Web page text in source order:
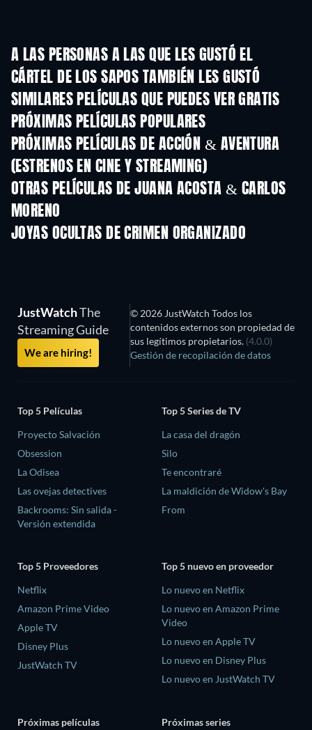
A LAS PERSONAS A LAS QUE LES GUSTÓ EL
CÁRTEL DE LOS SAPOS TAMBIÉN LES GUSTÓ
TV
SIMILARES PELÍCULAS QUE PUEDES VER GRATIS
PRÓXIMAS PELÍCULAS POPULARES
PRÓXIMAS PELÍCULAS DE ACCIÓN & AVENTURA
(ESTRENOS EN CINE Y STREAMING)
OTRAS PELÍCULAS DE JUANA ACOSTA & CARLOS
MORENO
JOYAS OCULTAS DE CRIMEN ORGANIZADO
JustWatchThe
Streaming Guide
We are hiring!
© 2026 JustWatch Todos los
contenidos externos son propiedad de
sus legítimos propietarios. (4.0.0)
Gestión de recopilación de datos
Top 5 Películas
Proyecto Salvación
Obsession
La Odisea
Las ovejas detectives
Backrooms: Sin salida -
Versión extendida
Top 5 Series de TV
La casa del dragón
Silo
Te encontraré
La maldición de Widow's Bay
From
Top 5 Proveedores
Netflix
Amazon Prime Video
Apple TV
Disney Plus
JustWatch TV
Top 5 nuevo en proveedor
Lo nuevo en Netflix
Lo nuevo en Amazon Prime
Video
Lo nuevo en Apple TV
Lo nuevo en Disney Plus
Lo nuevo en JustWatch TV
Próximas películas Próximas series